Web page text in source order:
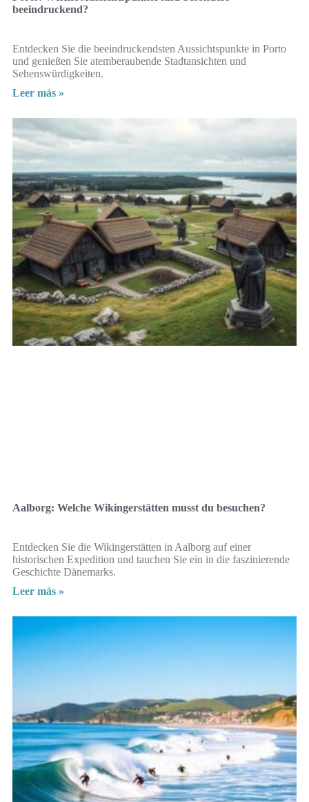
beeindruckend?
Entdecken Sie die beeindruckendsten Aussichtspunkte in Porto
und genießen Sie atemberaubende Stadtansichten und
Sehenswürdigkeiten.
Leer más »
Aalborg: Welche Wikingerstätten musst du besuchen?
Entdecken Sie die Wikingerstätten in Aalborg auf einer
historischen Expedition und tauchen Sie ein in die faszinierende
Geschichte Dänemarks.
Leer más »